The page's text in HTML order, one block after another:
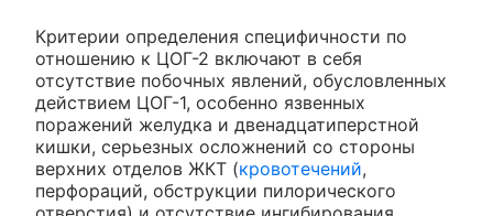
Критерии определения специфичности по
отношению к ЦОГ-2 включают в себя
отсутствие побочных явлений, обусловленных
действием ЦОГ-1, особенно язвенных
поражений желудка и двенадцатиперстной
кишки, серьезных осложнений со стороны
верхних отделов ЖКТ (кровотечений,
перфораций, обструкции пилорического